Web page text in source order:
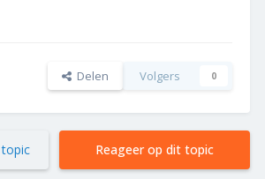
Delen Volgers 0
Reageer op dit topic